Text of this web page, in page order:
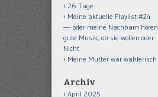
26 Tage
Meine aktuelle Playlist #24
—- oder meine Nachbarn hören
gute Musik, ob sie wollen oder
Nicht
Meine Mutter war wählerisch
Archiv
April 2025